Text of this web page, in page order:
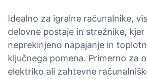
Idealno za igralne računalnike,
delovne postaje in strežnike, kjer
neprekinjeno napajanje in
ključnega pomena. Primerno za
elektriko ali zahtevne